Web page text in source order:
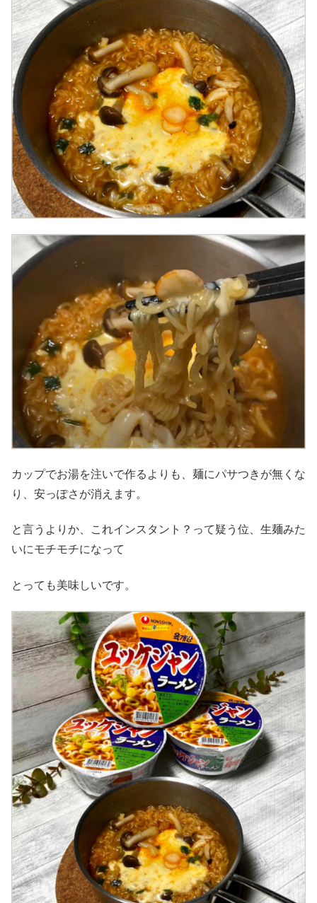
カップでお湯を注いで作るよりも、麺にパサつきが無くな
り、安っぽさが消えます。
と言うよりか、これインスタント？って疑う位、生麺みた
いにモチモチになって
とっても美味しいです。